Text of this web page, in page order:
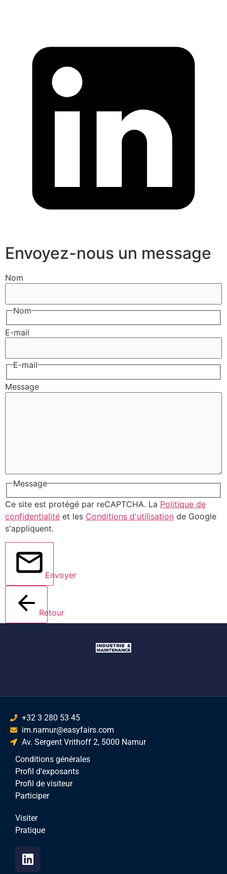
Envoyez-nous un message
Nom
Nom
E-mail
E-mail
Message
Message
Ce site est protégé par reCAPTCHA. La Politique de
confidentialité et les Conditions d'utilisation de Google
s'appliquent.
Envoyer
Retour
+32 3 280 53 45
im.namur@easyfairs.com
Av. Sergent Vrithoff 2, 5000 Namur
Conditions générales
Profil d'exposants
Profil de visiteur
Participer
Visiter
Pratique